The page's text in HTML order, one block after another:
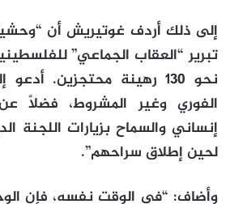
إلى ذلك أردف غوتيريش أن
تبرير “العقاب الجماعي”
نحو 130 رهينة محتجزين.
الفوري وغير المشروط، فضلاً
إنساني والسماح بزيارات اللجنة
لحين إطلاق سراحهم”.
وأضاف: “في الوقت نفسه، فإن